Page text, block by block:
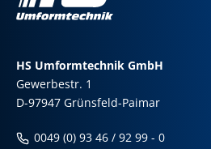
HS Umformtechnik GmbH
Gewerbestr. 1
D-97947 Grünsfeld-Paimar
0049 (0) 93 46 / 92 99 - 0